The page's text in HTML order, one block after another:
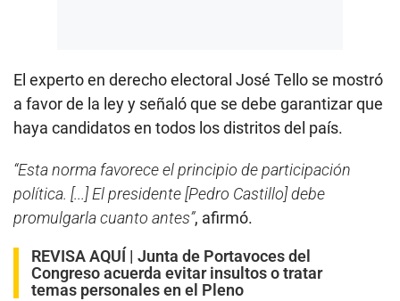
El experto en derecho electoral José Tello se mostró
a favor de la ley y señaló que se debe garantizar que
haya candidatos en todos los distritos del país.
“Esta norma favorece el principio de participación
política. [...] El presidente [Pedro Castillo] debe
promulgarla cuanto antes”, afirmó.
REVISA AQUÍ | Junta de Portavoces del
Congreso acuerda evitar insultos o tratar
temas personales en el Pleno